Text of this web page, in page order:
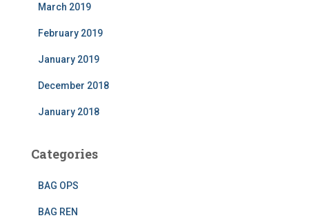
March 2019
February 2019
January 2019
December 2018
January 2018
Categories
BAG OPS
BAG REN